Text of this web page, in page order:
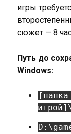
игры
сюжет — 8
Путь до
Windows: